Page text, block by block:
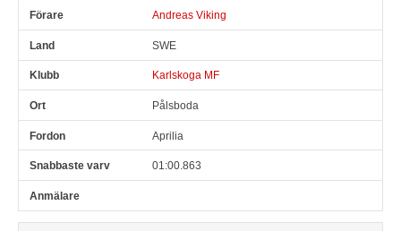
Andreas Viking
SWE
Karlskoga MF
Pålsboda
Aprilia
01:00.863